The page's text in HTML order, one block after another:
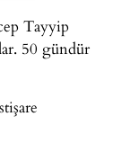
Tayyip
50 gündür